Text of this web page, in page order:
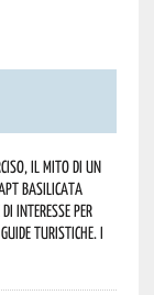
il mito di un
Basilicata
interesse per
Turistiche. I